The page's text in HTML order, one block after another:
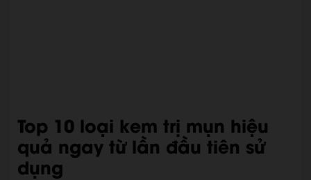
Top 10 loại kem trị mụn hiệu
quả ngay từ lần đầu tiên sử
dụng